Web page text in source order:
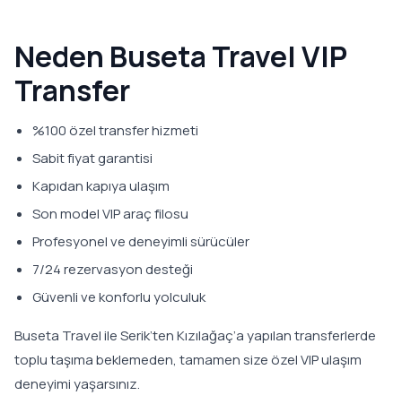
Neden Buseta Travel VIP
Transfer
%100 özel transfer hizmeti
Sabit fiyat garantisi
Kapıdan kapıya ulaşım
Son model VIP araç filosu
Profesyonel ve deneyimli sürücüler
7/24 rezervasyon desteği
Güvenli ve konforlu yolculuk
Buseta Travel ile Serik’ten Kızılağaç’a yapılan transferlerde
toplu taşıma beklemeden, tamamen size özel VIP ulaşım
deneyimi yaşarsınız.